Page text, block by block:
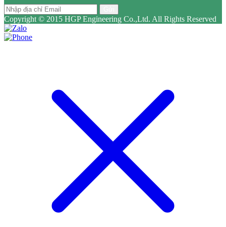
Copyright © 2015 HGP Engineering Co.,Ltd. All Rights Reserved